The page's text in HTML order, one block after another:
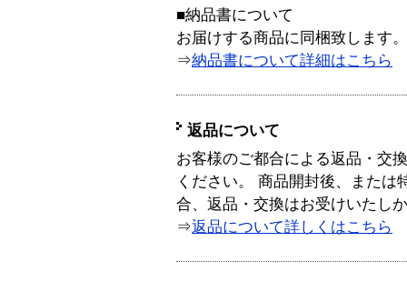
■納品書について
お届けする商品に同梱致します。
⇒納品書について詳細はこちら
返品について
お客様のご都合による返品・交
ください。 商品開封後、または
合、返品・交換はお受けいたし
⇒返品について詳しくはこちら